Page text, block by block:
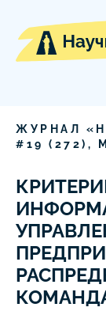
ЖУРНАЛ
# 19 ( 272),